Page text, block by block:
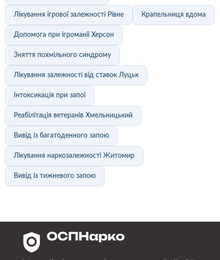
Лікування ігрової залежності Рівне Крапельниця вдома
Допомога при ігроманії Херсон
Зняття похмільного синдрому
Лікування залежності від ставок Луцьк
Інтоксикація при запої
Реабілітація ветеранів Хмельницький
Вивід із багатоденного запою
Лікування наркозалежності Житомир
Вивід із тижневого запою